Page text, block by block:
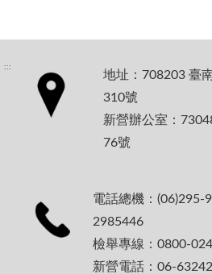
:::
地址：708203 臺
310號
新營辦公室：
76號
電話總機：
2985446
檢舉專線：0800-
新營電話：06-